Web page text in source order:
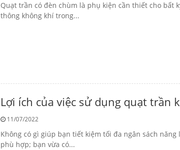
Quạt trần có đèn chùm là phụ kiện cần thiết cho bất
thông không khí trong...
Lợi ích của việc sử dụng quạt trần
11/07/2022
Không có gì giúp bạn tiết kiệm tối đa ngân sách
phù hợp; bạn vừa có...